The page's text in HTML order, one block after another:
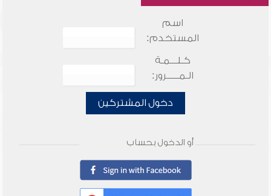
اسم
المستخدم:
كـلـــمـة
الـمـــــرور:
دخول المشتركين
أو الدخول بحساب